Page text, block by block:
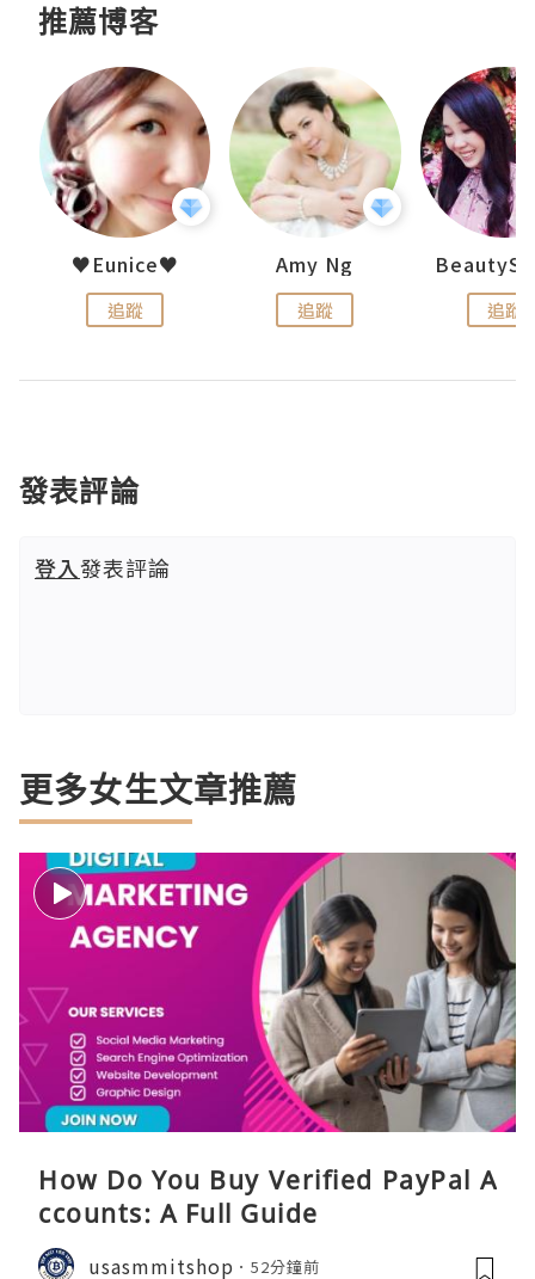
推薦博客
♥Eunice♥
追蹤
Amy Ng
追蹤 追蹤
發表評論
登入發表評論
更多女生文章推薦
How Do You Buy Verified PayPal A
ccounts: A Full Guide
usasmmitshop 52分鐘前